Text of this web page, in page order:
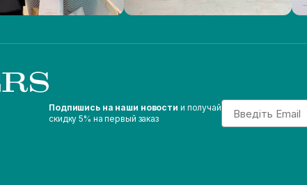
Подпишись на наши новости и получай
скидку 5% на первый заказ
Email